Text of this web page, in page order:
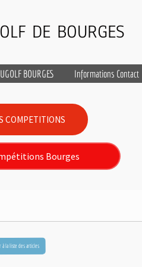
DE BOURGES
UGOLF BOURGES Informations Contact
COMPETITIONS
Bourges
à la liste des articles